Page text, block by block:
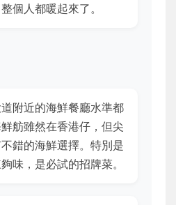
個人都暖起來了。
附近的海鮮餐廳水準都
舫雖然在香港仔，但尖
錯的海鮮選擇。特別是
味，是必試的招牌菜。